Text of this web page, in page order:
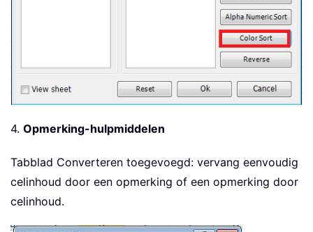
4. Opmerking-hulpmiddelen
Tabblad Converteren toegevoegd: vervang eenvoudig
celinhoud door een opmerking of een opmerking door
celinhoud.